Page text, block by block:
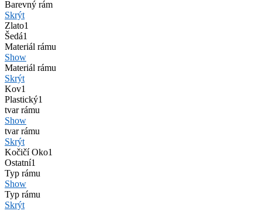
Barevný rám
Skrýt
Zlato1
Šedá1
Materiál rámu
Show
Materiál rámu
Skrýt
Kov1
Plastický1
tvar rámu
Show
tvar rámu
Skrýt
Kočičí Oko1
Ostatní1
Typ rámu
Show
Typ rámu
Skrýt